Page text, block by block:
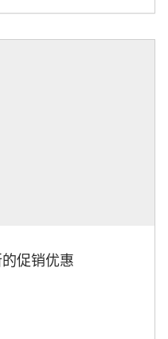
促销优惠